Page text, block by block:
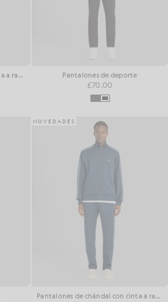
Pantalones de chándal con cinta a rayas Pantalones de deporte
£70.00
NOVEDADES
Pantalones de chándal con cinta a rayas